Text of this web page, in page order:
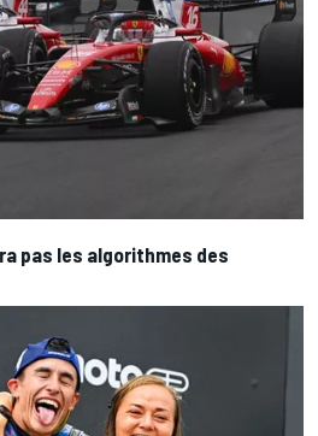
pas les algorithmes des